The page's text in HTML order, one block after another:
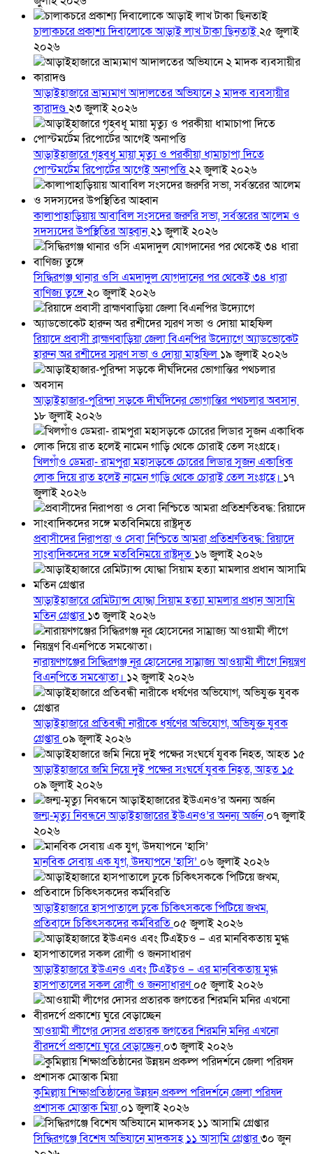
চালাকচরে প্রকাশ্য দিবালোকে আড়াই লাখ টাকা ছিনতাই২৫ জুলাই
২০২৬
আড়াইহাজারে ভ্রাম্যমাণ আদালতের অভিযানে ২ মাদক ব্যবসায়ীর
কারাদণ্ড২৩ জুলাই ২০২৬
আড়াইহাজারে গৃহবধূ মায়া মৃত্যু ও পরকীয়া ধামাচাপা দিতে
পোস্টমর্টেম রিপোর্টের আগেই অনাপত্তি২২ জুলাই ২০২৬
কালাপাহাড়িয়ায় আবাবিল সংসদের জরুরি সভা, সর্বস্তরের আলেম ও
সদস্যদের উপস্থিতির আহ্বান২১ জুলাই ২০২৬
সিদ্ধিরগঞ্জ থানার ওসি এমদাদুল যোগদানের পর থেকেই ৩৪ ধারা
বাণিজ্য তুঙ্গে২০ জুলাই ২০২৬
রিয়াদে প্রবাসী ব্রাহ্মণবাড়িয়া জেলা বিএনপির উদ্যোগে অ্যাডভোকেট
হারুন অর রশীদের স্মরণ সভা ও দোয়া মাহফিল ১৯ জুলাই ২০২৬
আড়াইহাজার-পুরিন্দা সড়কে দীর্ঘদিনের ভোগান্তির পথচলার অবসান
১৮ জুলাই ২০২৬
খিলগাঁও ডেমরা- রামপুরা মহাসড়কে চোরের লিডার সুজন একাধিক
লোক দিয়ে রাত হলেই নামেন গাড়ি থেকে চোরাই তেল সংগ্রহে। ১৭
জুলাই ২০২৬
প্রবাসীদের নিরাপত্তা ও সেবা নিশ্চিতে আমরা প্রতিশ্রুতিবদ্ধ: রিয়াদে
সাংবাদিকদের সঙ্গে মতবিনিময়ে রাষ্ট্রদূত ১৬ জুলাই ২০২৬
আড়াইহাজারে রেমিট্যান্স যোদ্ধা সিয়াম হত্যা মামলার প্রধান আসামি
মতিন গ্রেপ্তার১৩ জুলাই ২০২৬
নারায়ণগঞ্জের সিদ্ধিরগঞ্জ নূর হোসেনের সাম্রাজ্য আওয়ামী লীগে নিয়ন্ত্রণ
বিএনপিতে সমঝোতা। ১২ জুলাই ২০২৬
আড়াইহাজারে প্রতিবন্ধী নারীকে ধর্ষণের অভিযোগ, অভিযুক্ত যুবক
গ্রেপ্তার০৯ জুলাই ২০২৬
আড়াইহাজারে জমি নিয়ে দুই পক্ষের সংঘর্ষে যুবক নিহত, আহত ১৫
০৯ জুলাই ২০২৬
জন্ম-মৃত্যু নিবন্ধনে আড়াইহাজারের ইউএনও’র অনন্য অর্জন০৭ জুলাই
২০২৬
মানবিক সেবায় এক যুগ, উদযাপনে ‘হাসি’ ০৬ জুলাই ২০২৬
আড়াইহাজারে হাসপাতালে ঢুকে চিকিৎসককে পিটিয়ে জখম,
প্রতিবাদে চিকিৎসকদের কর্মবিরতি ০৫ জুলাই ২০২৬
আড়াইহাজারে ইউএনও এবং টিএইচও – এর মানবিকতায় মুগ্ধ
হাসপাতালের সকল রোগী ও জনসাধারণ০৫ জুলাই ২০২৬
আওয়ামী লীগের দোসর প্রতারক জগতের শিরমনি মনির এখনো
বীরদর্পে প্রকাশ্যে ঘুরে বেড়াচ্ছেন০৩ জুলাই ২০২৬
কুমিল্লায় শিক্ষাপ্রতিষ্ঠানের উন্নয়ন প্রকল্প পরিদর্শনে জেলা পরিষদ
প্রশাসক মোস্তাক মিয়া ০১ জুলাই ২০২৬
সিদ্ধিরগঞ্জে বিশেষ অভিযানে মাদকসহ ১১ আসামি গ্রেপ্তার৩০ জুন